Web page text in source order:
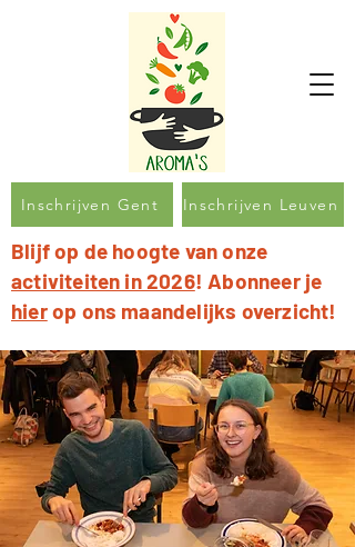
Inschrijven Gent Inschrijven Leuven
Blijf op de hoogte van onze
activiteiten in 2026! Abonneer je
hierop ons maandelijks overzicht!